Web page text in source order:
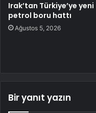
Irak’tan Türkiye’ye yeni
petrol boru hattı
Ağustos 5, 2026
Bir yanıt yazın